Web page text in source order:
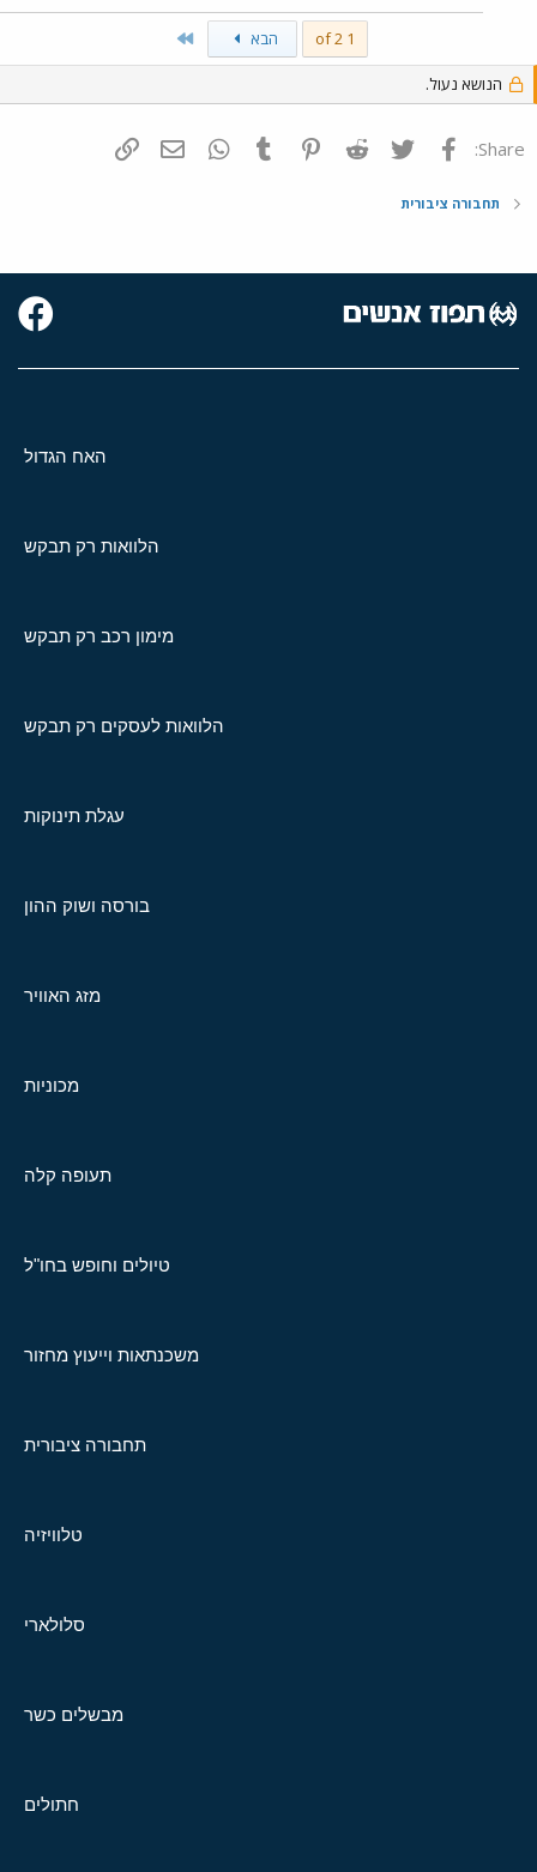
1 of 2 הבא
הנושא נעול.
Share: פייסבוק Twitter
Reddit
Pinterest
Tumblr
WhatsAppדואר אלקטרוני
תחבורה ציבורית
האח הגדול
הלוואות רק תבקש
מימון רכב רק תבקש
הלוואות לעסקים רק תבקש
עגלת תינוקות
בורסה ושוק ההון
מזג האוויר
מכוניות
תעופה קלה
טיולים וחופש בחו"ל
משכנתאות וייעוץ מחזור
תחבורה ציבורית
טלוויזיה
סלולארי
מבשלים כשר
חתולים